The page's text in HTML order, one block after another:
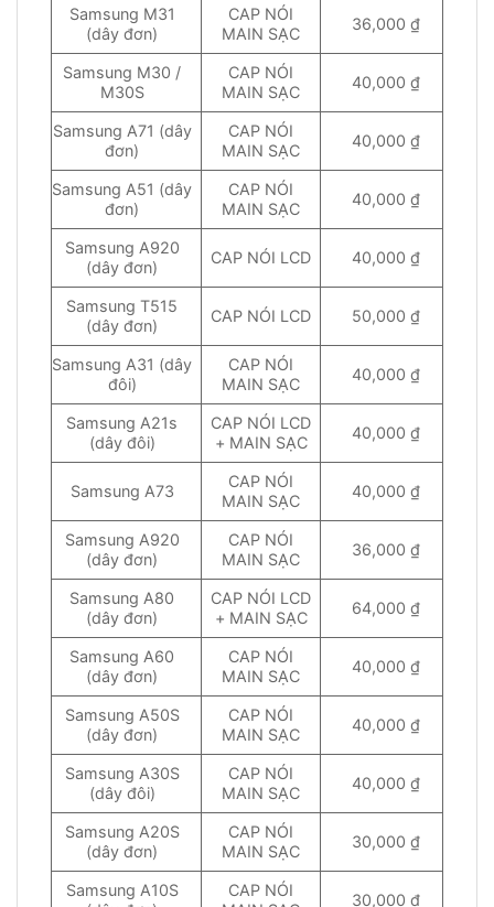
Samsung M31
(dây đơn)
CAP NÓI
MAIN SẠC
36,000 ₫
Samsung M30 /
M30S
CAP NÓI
MAIN SẠC
40,000 ₫
Samsung A71 (dây
đơn)
CAP NÓI
MAIN SẠC
40,000 ₫
Samsung A51 (dây
đơn)
CAP NÓI
MAIN SẠC
40,000 ₫
Samsung A920
(dây đơn)
CAP NÓI LCD 40,000 ₫
Samsung T515
(dây đơn)
CAP NÓI LCD 50,000 ₫
Samsung A31 (dây
đôi)
CAP NÓI
MAIN SẠC
40,000 ₫
Samsung A21s
(dây đôi)
CAP NÓI LCD
+ MAIN SẠC
40,000 ₫
Samsung A73
CAP NÓI
MAIN SẠC
40,000 ₫
Samsung A920
(dây đơn)
CAP NÓI
MAIN SẠC
36,000 ₫
Samsung A80
(dây đơn)
CAP NÓI LCD
+ MAIN SẠC
64,000 ₫
Samsung A60
(dây đơn)
CAP NÓI
MAIN SẠC
40,000 ₫
Samsung A50S
(dây đơn)
CAP NÓI
MAIN SẠC
40,000 ₫
Samsung A30S
(dây đôi)
CAP NÓI
MAIN SẠC
40,000 ₫
Samsung A20S
(dây đơn)
CAP NÓI
MAIN SẠC
30,000 ₫
Samsung A10S
CAP NÓI
30,000 ₫